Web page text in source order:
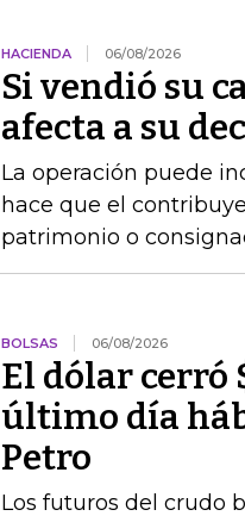
HACIENDA 06/08/2026
Si vendió su
afecta a su
La operación puede
hace que el
patrimonio o
BOLSAS 06/08/2026
El dólar cerró
último día
Petro
Los futuros del crudo